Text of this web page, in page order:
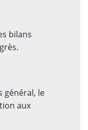
bilans
général, le
aux